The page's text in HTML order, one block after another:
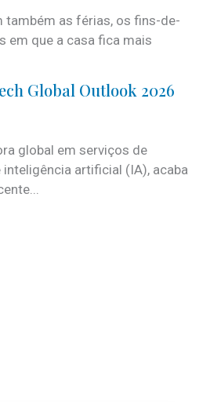
também as férias, os fins-de-
em que a casa fica mais
Global Outlook 2026
global em serviços de
artificial (IA), acaba